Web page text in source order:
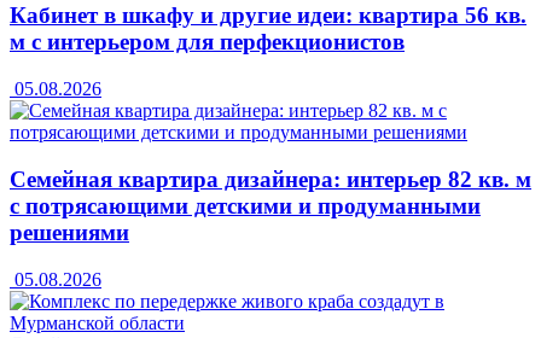
Кабинет в шкафу и другие идеи: квартира 56 кв.
м с интерьером для перфекционистов
05.08.2026
Семейная квартира дизайнера: интерьер 82 кв. м
с потрясающими детскими и продуманными
решениями
05.08.2026